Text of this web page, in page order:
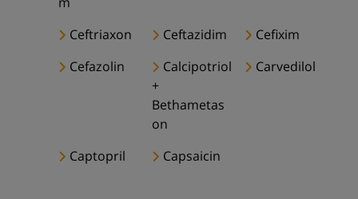
Ceftriaxon Ceftazidim
Cefixim
Cefazolin
Calcipotriol
+
Bethametas
on
Carvedilol
Captopril Capsaicin